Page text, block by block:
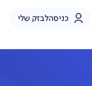
כניסהלבזק שלי